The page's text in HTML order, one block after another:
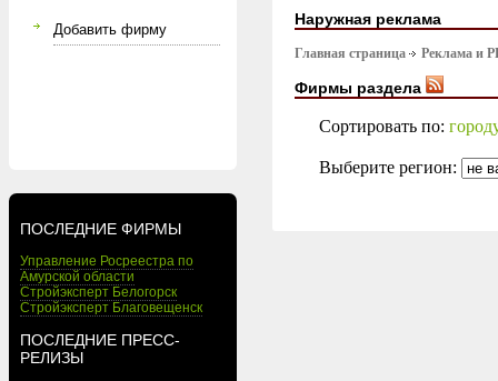
Добавить фирму
ПОСЛЕДНИЕ ФИРМЫ
Управление Росреестра по
Амурской области
Стройэксперт Белогорск
Стройэксперт Благовещенск
ПОСЛЕДНИЕ ПРЕСС-
РЕЛИЗЫ
Наружная реклама
Главная страница Реклама и
Фирмы раздела
Сортировать по:
Выберите регион: